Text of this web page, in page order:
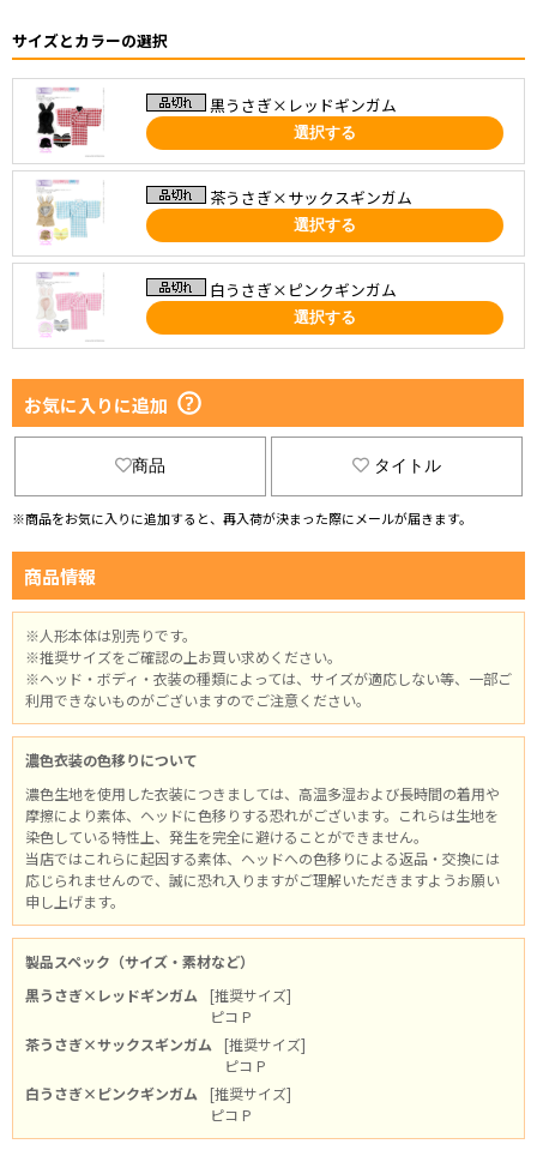
サイズとカラーの選択
黒うさぎ×レッドギンガム
選択する
茶うさぎ×サックスギンガム
選択する
白うさぎ×ピンクギンガム
選択する
お気に入りに追加
商品 タイトル
※商品をお気に入りに追加すると、再入荷が決まった際にメールが届きます。
商品情報
※人形本体は別売りです。
※推奨サイズをご確認の上お買い求めください。
※ヘッド・ボディ・衣装の種類によっては、サイズが適応しない等、一部ご
利用できないものがございますのでご注意ください。
濃色衣装の色移りについて
濃色生地を使用した衣装につきましては、高温多湿および長時間の着用や
摩擦により素体、ヘッドに色移りする恐れがございます。これらは生地を
染色している特性上、発生を完全に避けることができません。
当店ではこれらに起因する素体、ヘッドへの色移りによる返品・交換には
応じられませんので、誠に恐れ入りますがご理解いただきますようお願い
申し上げます。
製品スペック（サイズ・素材など）
黒うさぎ×レッドギンガム
[推奨サイズ]
ピコ P
茶うさぎ×サックスギンガム
[推奨サイズ]
ピコ P
白うさぎ×ピンクギンガム
[推奨サイズ]
ピコ P